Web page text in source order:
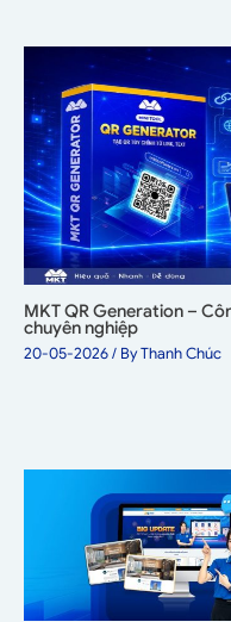
MKT QR Generation –
chuyên nghiệp
20-05-2026/ ByThanh Chúc